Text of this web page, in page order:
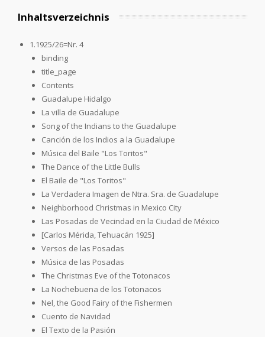
Inhaltsverzeichnis
1.1925/26=Nr. 4
binding
title_page
Contents
Guadalupe Hidalgo
La villa de Guadalupe
Song of the Indians to the Guadalupe
Canción de los Indios a la Guadalupe
Música del Baile "Los Toritos"
The Dance of the Little Bulls
El Baile de "Los Toritos"
La Verdadera Imagen de Ntra. Sra. de Guadalupe
Neighborhood Christmas in Mexico City
Las Posadas de Vecindad en la Ciudad de México
[Carlos Mérida, Tehuacán 1925]
Versos de las Posadas
Música de las Posadas
The Christmas Eve of the Totonacos
La Nochebuena de los Totonacos
Nel, the Good Fairy of the Fishermen
Cuento de Navidad
El Texto de la Pasión